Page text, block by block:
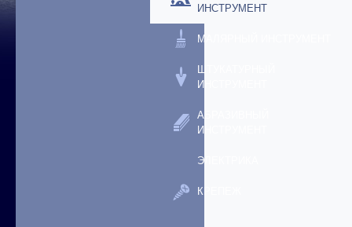
ИНСТРУМЕНТ
МАЛЯРНЫЙ ИНСТРУМЕНТ
ШТУКАТУРНЫЙ
ИНСТРУМЕНТ
АБРАЗИВНЫЙ
ИНСТРУМЕНТ
ЭЛЕКТРИКА
КРЕПЕЖ